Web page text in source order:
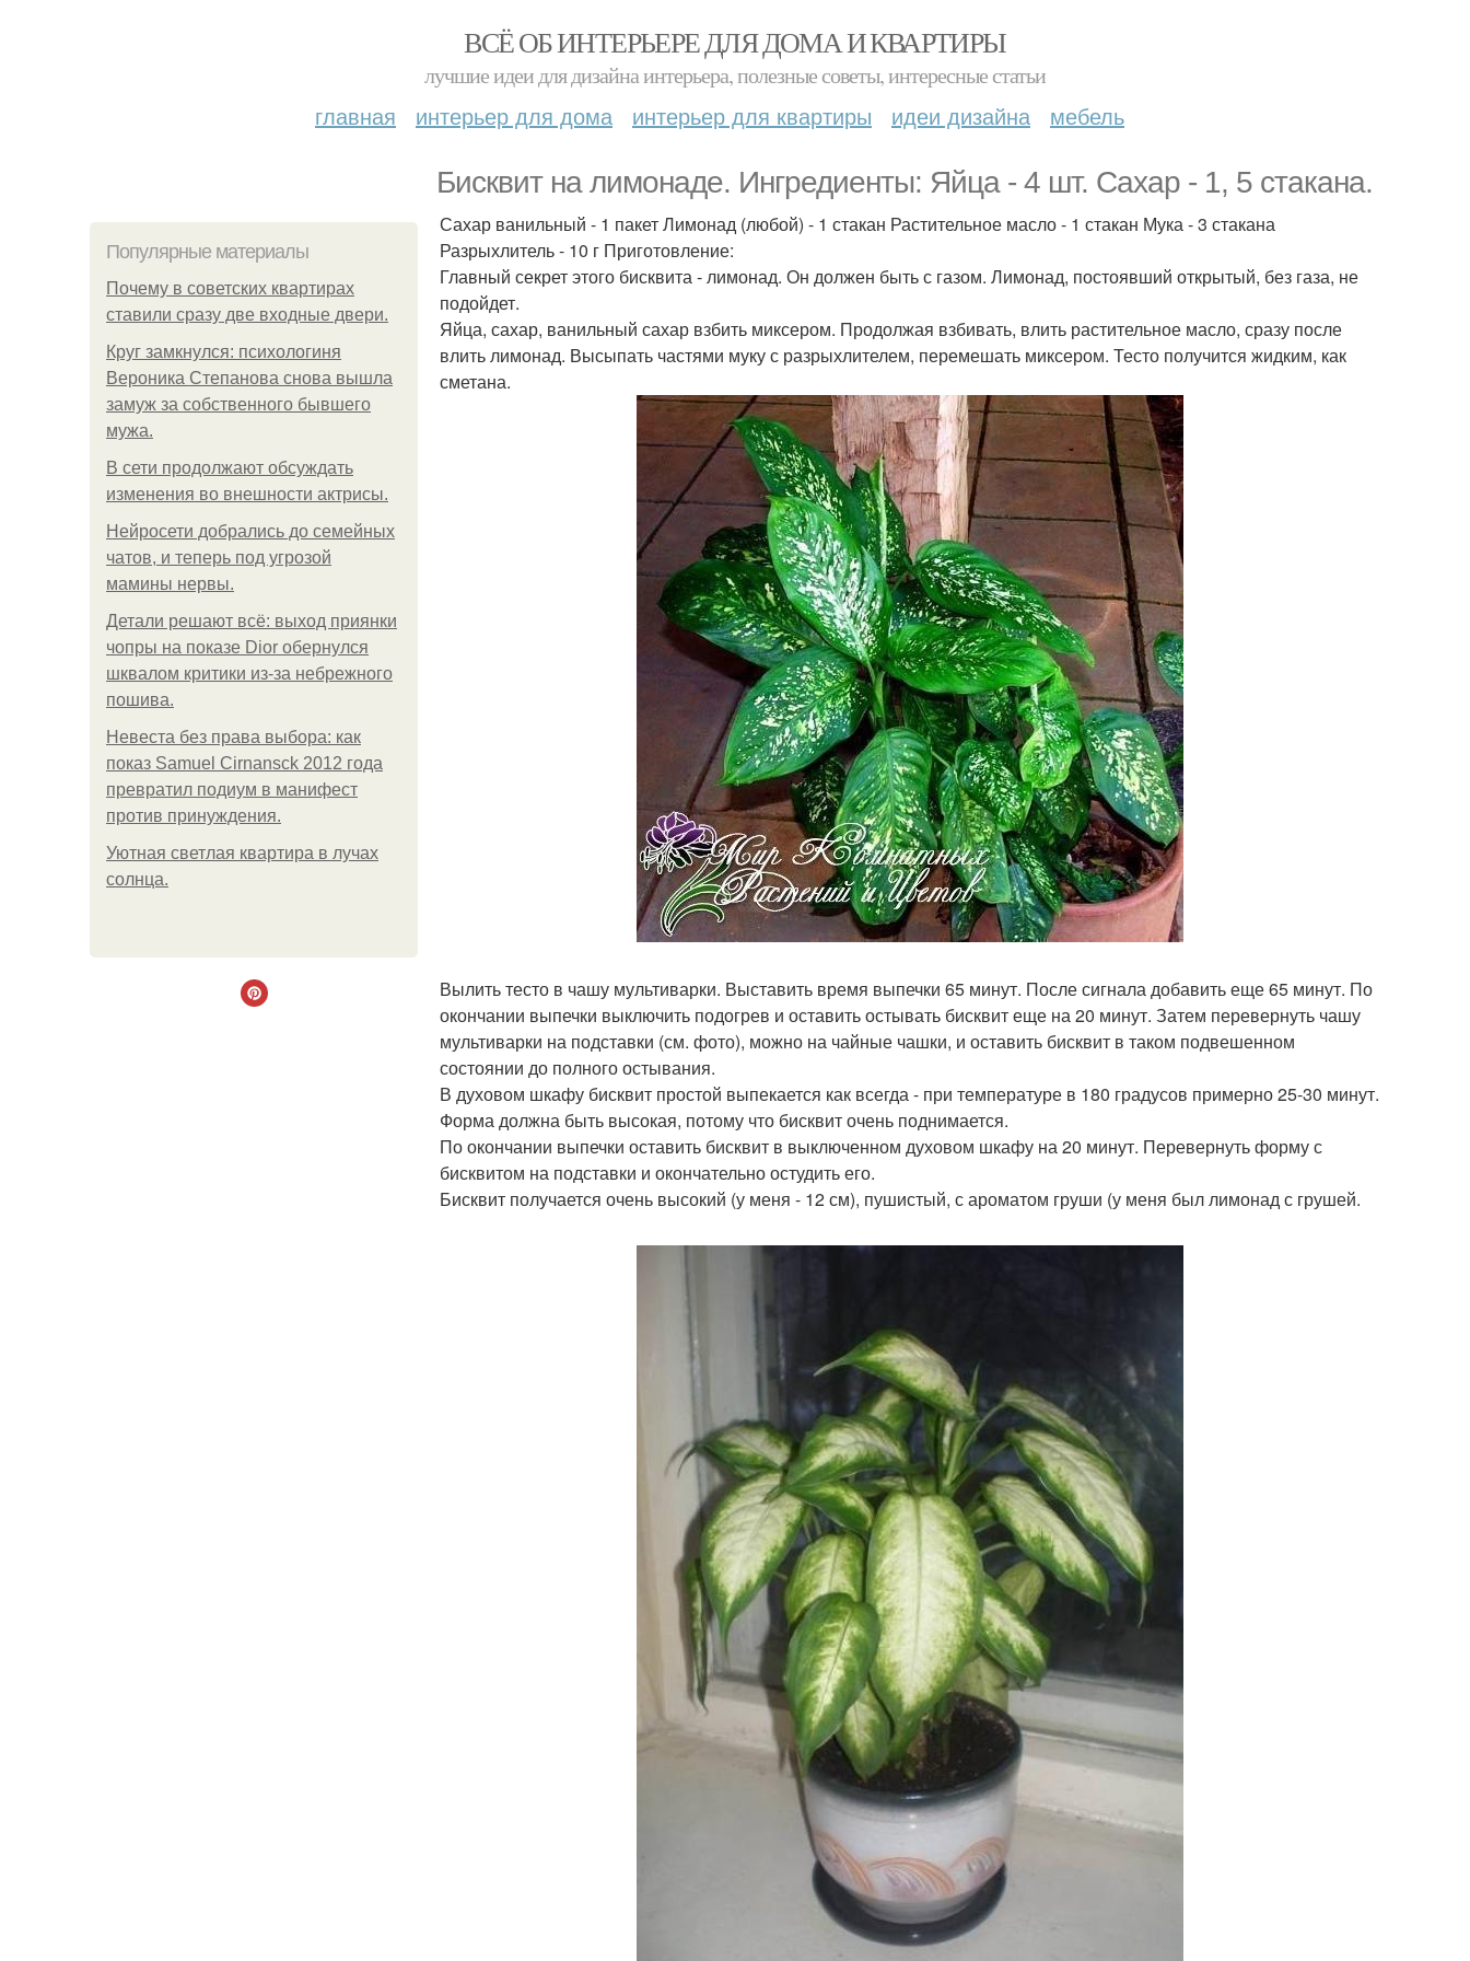
ВСЁ ОБ ИНТЕРЬЕРЕ ДЛЯ ДОМА И КВАРТИРЫ
лучшие идеи для дизайна интерьера, полезные советы, интересные статьи
главная интерьер для дома интерьер для квартиры идеи дизайна мебель
Бисквит на лимонаде. Ингредиенты: Яйца - 4 шт. Сахар - 1, 5 стакана.
Популярные материалы
Почему в советских квартирах
ставили сразу две входные двери.
Круг замкнулся: психологиня
Вероника Степанова снова вышла
замуж за собственного бывшего
мужа.
В сети продолжают обсуждать
изменения во внешности актрисы.
Нейросети добрались до семейных
чатов, и теперь под угрозой
мамины нервы.
Детали решают всё: выход приянки
чопры на показе Dior обернулся
шквалом критики из-за небрежного
пошива.
Невеста без права выбора: как
показ Samuel Cirnansck 2012 года
превратил подиум в манифест
против принуждения.
Уютная светлая квартира в лучах
солнца.
Сахар ванильный - 1 пакет Лимонад (любой) - 1 стакан Растительное масло - 1 стакан Мука - 3 стакана
Разрыхлитель - 10 г Приготовление:
Главный секрет этого бисквита - лимонад. Он должен быть с газом. Лимонад, постоявший открытый, без газа, не
подойдет.
Яйца, сахар, ванильный сахар взбить миксером. Продолжая взбивать, влить растительное масло, сразу после
влить лимонад. Высыпать частями муку с разрыхлителем, перемешать миксером. Тесто получится жидким, как
сметана.
Вылить тесто в чашу мультиварки. Выставить время выпечки 65 минут. После сигнала добавить еще 65 минут. По
окончании выпечки выключить подогрев и оставить остывать бисквит еще на 20 минут. Затем перевернуть чашу
мультиварки на подставки (см. фото), можно на чайные чашки, и оставить бисквит в таком подвешенном
состоянии до полного остывания.
В духовом шкафу бисквит простой выпекается как всегда - при температуре в 180 градусов примерно 25-30 минут.
Форма должна быть высокая, потому что бисквит очень поднимается.
По окончании выпечки оставить бисквит в выключенном духовом шкафу на 20 минут. Перевернуть форму с
бисквитом на подставки и окончательно остудить его.
Бисквит получается очень высокий (у меня - 12 см), пушистый, с ароматом груши (у меня был лимонад с грушей.